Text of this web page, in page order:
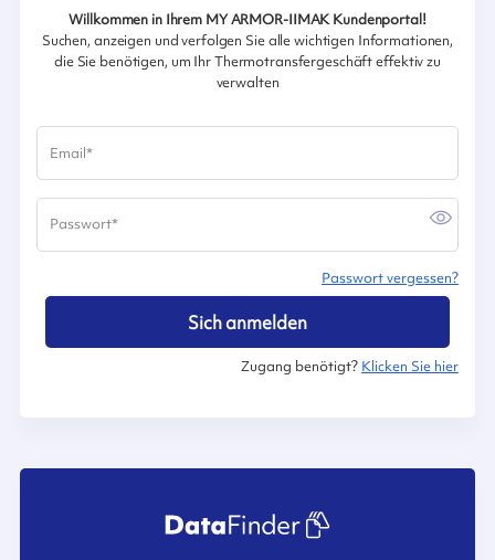
Willkommen in Ihrem MY ARMOR-IIMAK Kundenportal!
Suchen, anzeigen und verfolgen Sie alle wichtigen Informationen,
die Sie benötigen, um Ihr Thermotransfergeschäft effektiv zu
verwalten
Email*
Passwort*
Passwort vergessen?
Sich anmelden
Zugang benötigt? Klicken Sie hier